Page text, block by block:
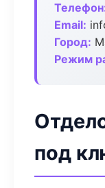
Email:
Город:
Режим
под